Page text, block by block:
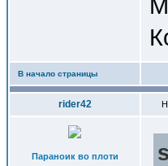
В начало страницы
rider42
Параноик во плоти